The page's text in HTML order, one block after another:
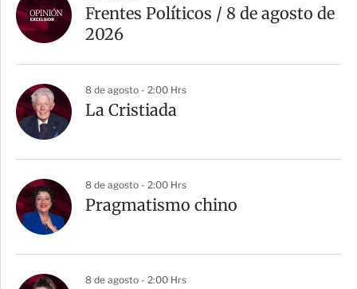
Frentes Políticos / 8 de agosto de
2026
8 de agosto - 2:00 Hrs
La Cristiada
8 de agosto - 2:00 Hrs
Pragmatismo chino
8 de agosto - 2:00 Hrs